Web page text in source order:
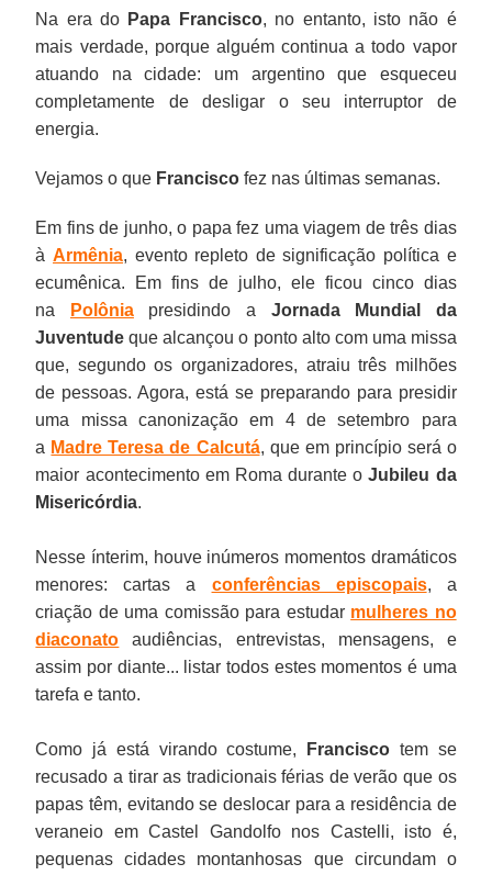
Na era do Papa Francisco, no entanto, isto não é
mais verdade, porque alguém continua a todo vapor
atuando na cidade: um argentino que esqueceu
completamente de desligar o seu interruptor de
energia.
Vejamos o que Francisco fez nas últimas semanas.
Em fins de junho, o papa fez uma viagem de três dias
àArmênia, evento repleto de significação política e
ecumênica. Em fins de julho, ele ficou cinco dias
na
Polôniapresidindo a Jornada Mundial da
Juventude que alcançou o ponto alto com uma missa
que, segundo os organizadores, atraiu três milhões
de pessoas. Agora, está se preparando para presidir
uma missa canonização em 4 de setembro para
a Madre Teresa de Calcutá, que em princípio será o
maior acontecimento em Roma durante oJubileu da
Misericórdia.
Nesse ínterim, houve inúmeros momentos dramáticos
menores: cartas a conferências episcopais, a
criação de uma comissão para estudar mulheres no
diaconato audiências, entrevistas, mensagens, e
assim por diante... listar todos estes momentos é uma
tarefa e tanto.
Como já está virando costume, Francisco tem se
recusado a tirar as tradicionais férias de verão que os
papas têm, evitando se deslocar para a residência de
veraneio em Castel Gandolfo nos Castelli, isto é,
pequenas cidades montanhosas que circundam o